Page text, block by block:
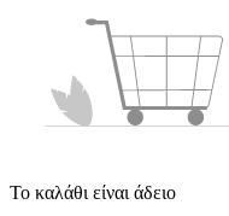
Το καλάθι είναι άδειο